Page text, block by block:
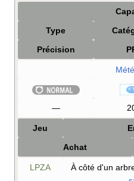
Type
Précision
—
Jeu
Achat
LPZA À côté d'un